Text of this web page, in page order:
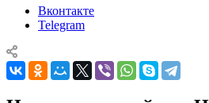
Вконтакте
Telegram